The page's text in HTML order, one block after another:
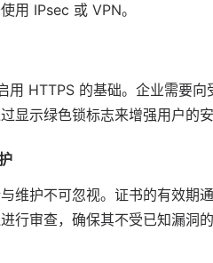
用 IPsec 或 VPN。
用 HTTPS 的基础。企业需要
显示绿色锁标志来增强用户的安
维护不可忽视。证书的有效期
行审查，确保其不受已知漏洞的